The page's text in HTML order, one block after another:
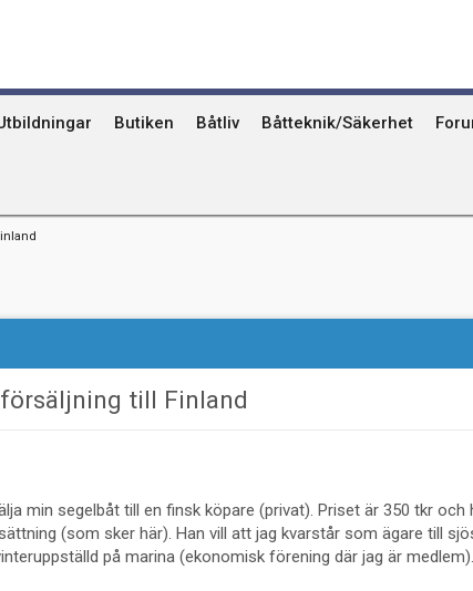
Butiken Båtliv
Toalettavfall och sjömackar
Båtteknik/Säkerhet
till Finland
min segelbåt till en finsk köpare (privat). Priset är 350 tkr och
(som sker här). Han vill att jag kvarstår som ägare till
på marina (ekonomisk förening där jag är medlem).